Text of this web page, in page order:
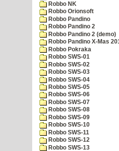
Robbo NK
Robbo Orionsoft
Robbo Pandino
Robbo Pandino 2
Robbo Pandino 2 (demo)
Robbo Pandino X-Mas
Robbo Pokraka
Robbo SWS-01
Robbo SWS-02
Robbo SWS-03
Robbo SWS-04
Robbo SWS-05
Robbo SWS-06
Robbo SWS-07
Robbo SWS-08
Robbo SWS-09
Robbo SWS-10
Robbo SWS-11
Robbo SWS-12
Robbo SWS-13